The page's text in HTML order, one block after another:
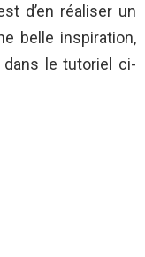
d’en réaliser un
belle inspiration,
dans le tutoriel ci-